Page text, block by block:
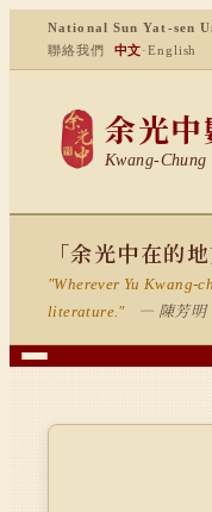
National Sun Yat-sen
聯絡我們
中文·English
余光
Kwang-
「余光中在的
"Wherever Yu Kwang-
literature."
— 陳芳明